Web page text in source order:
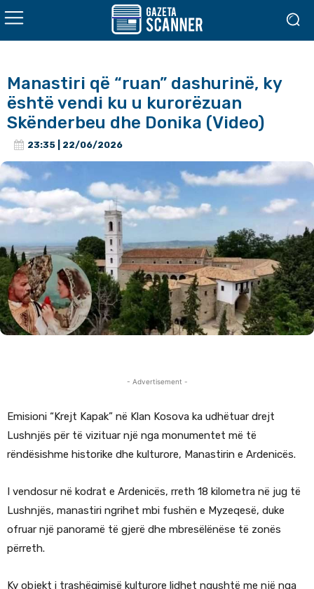
Manastiri që “ruan” dashurinë, ky
është vendi ku u kurorëzuan
Skënderbeu dhe Donika (Video)
23:35 | 22/06/2026
- Advertisement -
Emisioni “Krejt Kapak” në Klan Kosova ka udhëtuar drejt
Lushnjës për të vizituar një nga monumentet më të
rëndësishme historike dhe kulturore, Manastirin e Ardenicës.
I vendosur në kodrat e Ardenicës, rreth 18 kilometra në jug të
Lushnjës, manastiri ngrihet mbi fushën e Myzeqesë, duke
ofruar një panoramë të gjerë dhe mbresëlënëse të zonës
përreth.
Ky objekt i trashëgimisë kulturore lidhet ngushtë me një nga